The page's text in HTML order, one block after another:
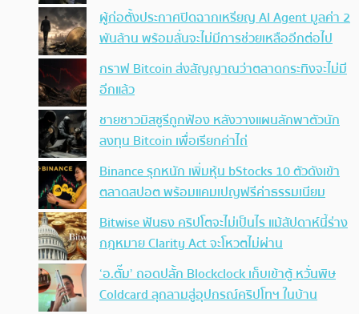
ผู้ก่อตั้งประกาศปิดฉากเหรียญ AI Agent มูลค่า 2
พันล้าน พร้อมลั่นจะไม่มีการช่วยเหลืออีกต่อไป
กราฟ Bitcoin ส่งสัญญาณว่าตลาดกระทิงจะไม่มี
อีกแล้ว
ชายชาวมิสซูรีถูกฟ้อง หลังวางแผนลักพาตัวนัก
ลงทุน Bitcoin เพื่อเรียกค่าไถ่
Binance รุกหนัก เพิ่มหุ้น bStocks 10 ตัวดังเข้า
ตลาดสปอต พร้อมแคมเปญฟรีค่าธรรมเนียม
Bitwise ฟันธง คริปโตจะไม่เป็นไร แม้สัปดาห์นี้ร่าง
กฎหมาย Clarity Act จะโหวตไม่ผ่าน
‘อ.ตั๊ม’ ถอดปลั้ก Blockclock เก็บเข้าตู้ หวั่นพิษ
Coldcard ลุกลามสู่อุปกรณ์คริปโทฯ ในบ้าน